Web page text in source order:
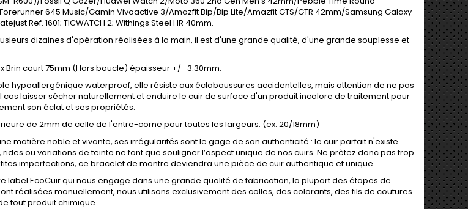
645 Music/Gamin Vivoactive 3/Amazfit Bip/Bip Lite/Amazfit GTS/GTR 42mm/Samsung Galaxy
Ref. 1601; TICWATCH 2; Withings Steel HR 40mm.
dizaines d'opération réalisées à la main, il est d'une grande qualité, d'une grande souplesse et
Brin court 75mm (Hors boucle) épaisseur +/- 3.30mm.
hypoallergénique waterproof, elle résiste aux éclaboussures accidentelles, mais attention de ne pas
laisser sécher naturellement et enduire le cuir de surface d'un produit incolore de traitement pour
son éclat et ses propriétés.
de 2mm de celle de l'entre-corne pour toutes les largeurs. (ex: 20/18mm)
matière noble et vivante, ses irrégularités sont le gage de son authenticité : le cuir parfait n'existe
rides ou variations de teinte ne font que souligner l’aspect unique de nos cuirs. Ne prêtez donc pas trop
imperfections, ce bracelet de montre deviendra une pièce de cuir authentique et unique.
label EcoCuir qui nous engage dans une grande qualité de fabrication, la plupart des étapes de
réalisées manuellement, nous utilisons exclusivement des colles, des colorants, des fils de coutures
tout produit chimique.